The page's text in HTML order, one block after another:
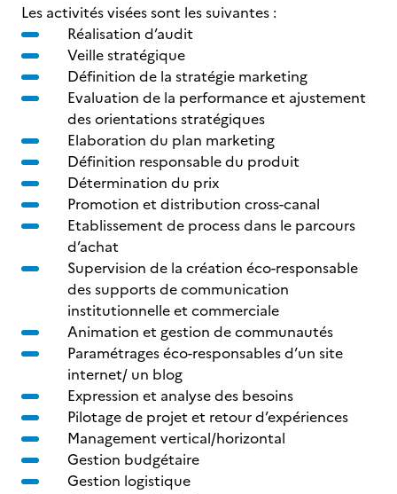
Les activités visées sont les suivantes :
Réalisation d’audit
Veille stratégique
Définition de la stratégie marketing
Evaluation de la performance et ajustement
des orientations stratégiques
Elaboration du plan marketing
Définition responsable du produit
Détermination du prix
Promotion et distribution cross-canal
Etablissement de process dans le parcours
d’achat
Supervision de la création éco-responsable
des supports de communication
institutionnelle et commerciale
Animation et gestion de communautés
Paramétrages éco-responsables d’un site
internet/ un blog
Expression et analyse des besoins
Pilotage de projet et retour d’expériences
Management vertical/horizontal
Gestion budgétaire
Gestion logistique